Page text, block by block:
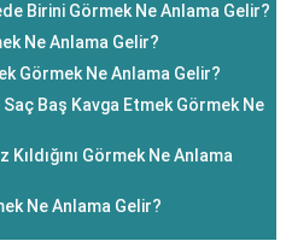
Birini Görmek Ne Anlama Gelir?
Ne Anlama Gelir?
Görmek Ne Anlama Gelir?
Baş Kavga Etmek Görmek Ne
Görmek Ne Anlama
Ne Anlama Gelir?